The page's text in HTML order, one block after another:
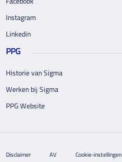
Instagram
Linkedin
PPG
Historie van Sigma
Werken bij Sigma
PPG Website
Disclaimer AV Cookie-instellingen